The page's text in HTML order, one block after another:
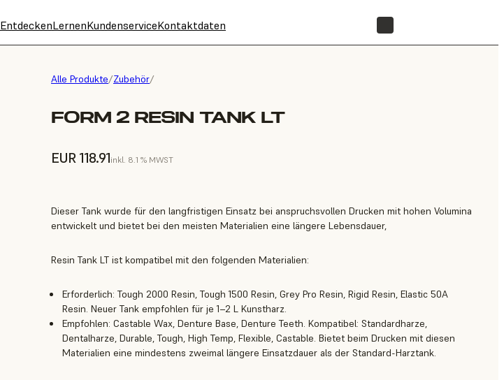
EntdeckenLernenKundenserviceKontaktdaten
Alle Produkte/Zubehör/
FORM 2 RESIN TANK LT
EUR 118.91inkl. 8.1 % MWST
Dieser Tank wurde für den langfristigen Einsatz bei anspruchsvollen Drucken mit hohen Volumina
entwickelt und bietet bei den meisten Materialien eine längere Lebensdauer,
Resin Tank LT ist kompatibel mit den folgenden Materialien:
Erforderlich: Tough 2000 Resin, Tough 1500 Resin, Grey Pro Resin, Rigid Resin, Elastic 50A
Resin. Neuer Tank empfohlen für je 1–2 L Kunstharz.
Empfohlen: Castable Wax, Denture Base, Denture Teeth. Kompatibel: Standardharze,
Dentalharze, Durable, Tough, High Temp, Flexible, Castable. Bietet beim Drucken mit diesen
Materialien eine mindestens zweimal längere Einsatzdauer als der Standard-Harztank.